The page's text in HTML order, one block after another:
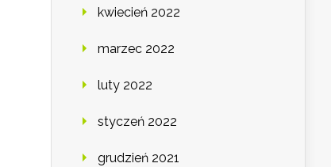
kwiecień 2022
marzec 2022
luty 2022
styczeń 2022
grudzień 2021